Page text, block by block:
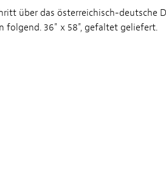
über das österreichisch-deutsche
folgend. 36" x 58", gefaltet geliefert.